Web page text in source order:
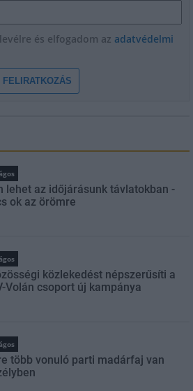
és elfogadom az adatvédelmi
FELIRATKOZÁS
lehet az időjárásunk távlatokban -
ok az örömre
közlekedést népszerűsíti a
Volán csoport új kampánya
több vonuló parti madárfaj van